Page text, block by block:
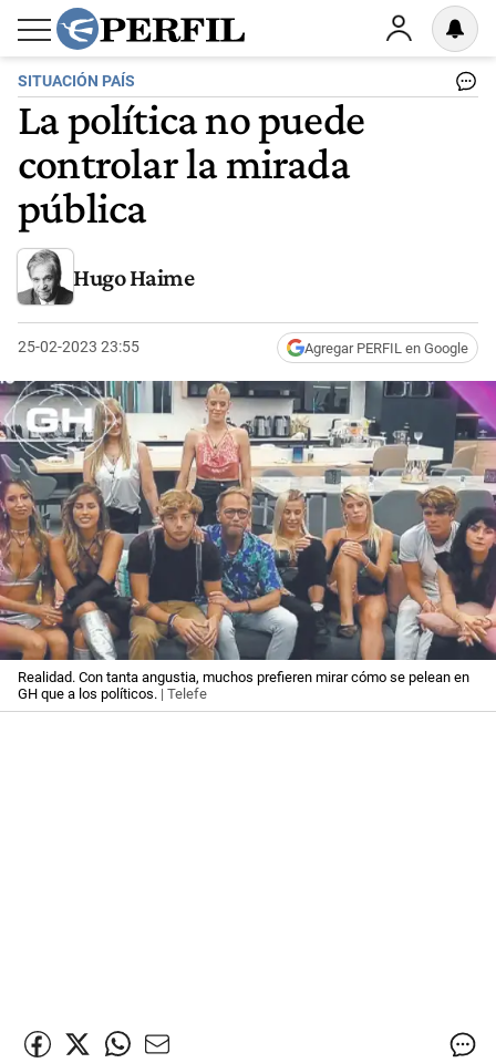
SITUACIÓN PAÍS
La política no puede
controlar la mirada
pública
Hugo Haime
25-02-2023 23:55 Agregar PERFIL en Google
Realidad. Con tanta angustia, muchos prefieren mirar cómo se pelean en
GH que a los políticos. | Telefe